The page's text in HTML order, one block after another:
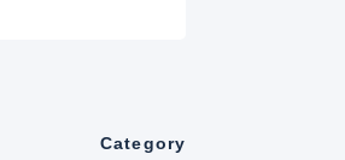
Category